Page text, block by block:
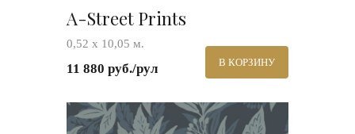
A-Street Prints
0,52 х 10,05 м.
11 880 руб./рул В КОРЗИНУ